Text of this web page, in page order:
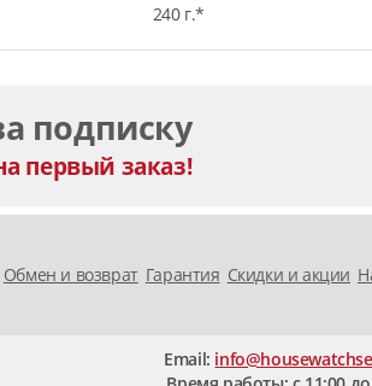
240 г.*
подписку
первый заказ!
Обмен и возврат Гарантия Скидки и акции
Email: